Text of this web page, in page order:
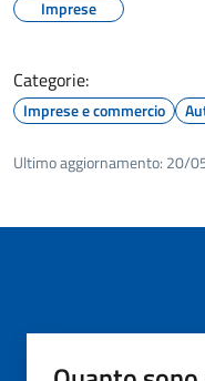
Imprese
Categorie:
Imprese e commercio
Ultimo aggiornamento: 20/